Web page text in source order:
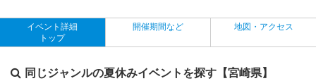
イベント詳細
トップ
開催期間など 地図・アクセス
同じジャンルの夏休みイベントを探す【宮崎県】